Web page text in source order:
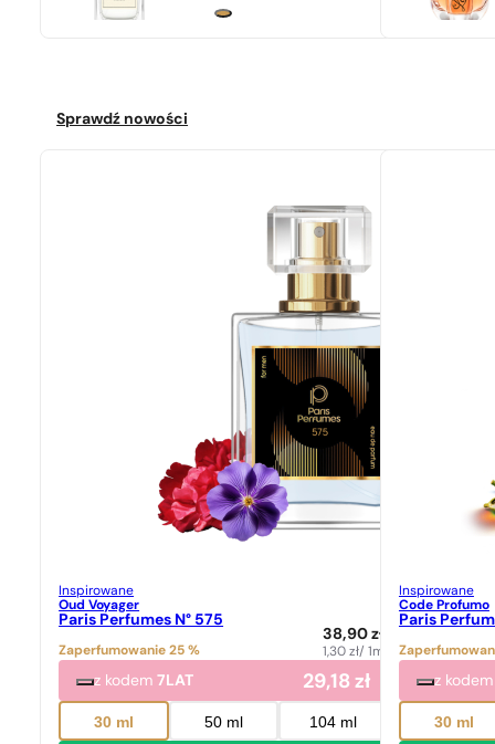
Sprawdź nowości
Inspirowane
Oud Voyager
Paris Perfumes N° 575
Zaperfumowanie 25 %
38,90zł
1,30zł/ 1ml
z kodem7LAT 29,18zł
30 ml 50 ml 104 ml
Inspirowane
Code Profumo
Paris
z
30 ml